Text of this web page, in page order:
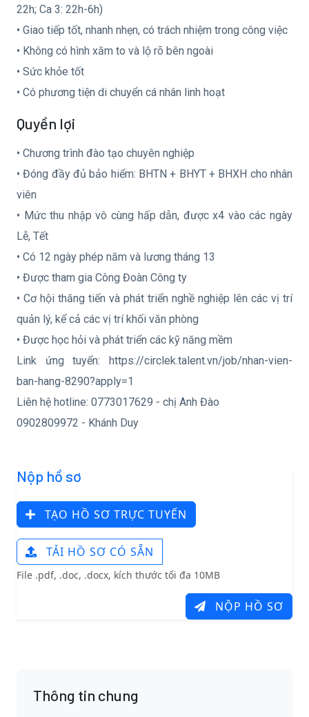
22h; Ca 3: 22h-6h)
• Giao tiếp tốt, nhanh nhẹn, có trách nhiệm trong công việc
• Không có hình xăm to và lộ rõ bên ngoài
• Sức khỏe tốt
• Có phương tiện di chuyển cá nhân linh hoạt
Quyền lợi
• Chương trình đào tạo chuyên nghiệp
• Đóng đầy đủ bảo hiểm: BHTN + BHYT + BHXH cho nhân
viên
• Mức thu nhập vô cùng hấp dẫn, được x4 vào các ngày
Lễ, Tết
• Có 12 ngày phép năm và lương tháng 13
• Được tham gia Công Đoàn Công ty
• Cơ hội thăng tiến và phát triển nghề nghiệp lên các vị trí
quản lý, kể cả các vị trí khối văn phòng
• Được học hỏi và phát triển các kỹ năng mềm
Link ứng tuyển: https://circlek.talent.vn/job/nhan-vien-
ban-hang-8290?apply=1
Liên hệ hotline: 0773017629 - chị Anh Đào
0902809972 - Khánh Duy
Nộp hồ sơ
TẠO HỒ SƠ TRỰC TUYẾN
TẢI HỒ SƠ CÓ SẴN
File .pdf, .doc, .docx, kích thước tối đa 10MB
NỘP HỒ SƠ
Thông tin chung